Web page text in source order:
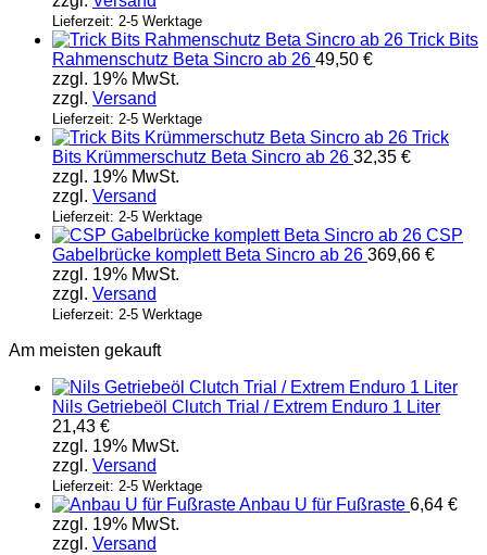
Optionen
können
Produktseite
gewählt
werden
Lieferzeit: 2-5 Werktage
Trick Bits
Rahmenschutz Beta Sincro ab 26 49,50 €
zzgl. 19% MwSt.
zzgl. Versand
Lieferzeit: 2-5 Werktage
Trick
Bits Krümmerschutz Beta Sincro ab 26 32,35 €
zzgl. 19% MwSt.
zzgl. Versand
Lieferzeit: 2-5 Werktage
CSP
Gabelbrücke komplett Beta Sincro ab 26 369,66 €
zzgl. 19% MwSt.
zzgl. Versand
Lieferzeit: 2-5 Werktage
Am meisten gekauft
Nils Getriebeöl Clutch Trial / Extrem Enduro 1 Liter
21,43 €
zzgl. 19% MwSt.
zzgl. Versand
Lieferzeit: 2-5 Werktage
Anbau U für Fußraste 6,64 €
zzgl. 19% MwSt.
zzgl. Versand